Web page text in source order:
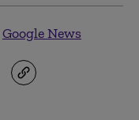
Google News